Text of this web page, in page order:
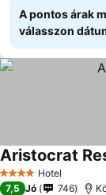
A pontos árak
válasszon
4 KategóriaHotel
Aristocrat
7,5 Jó 746